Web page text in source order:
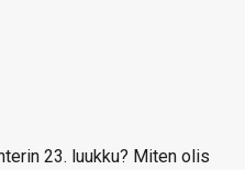
23. luukku? Miten olis